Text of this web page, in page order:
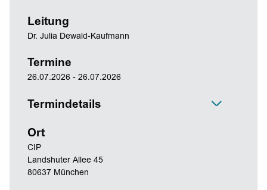
Leitung
Dr. Julia Dewald-Kaufmann
Termine
26.07.2026 - 26.07.2026
Termindetails
Ort
CIP
Landshuter Allee 45
80637 München